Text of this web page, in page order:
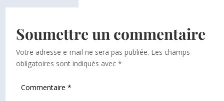
Soumettre un commentaire
Votre adresse e-mail ne sera pas publiée. Les champs
obligatoires sont indiqués avec*